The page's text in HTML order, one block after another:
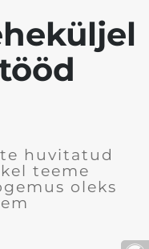
huvitatud
teeme
oleks